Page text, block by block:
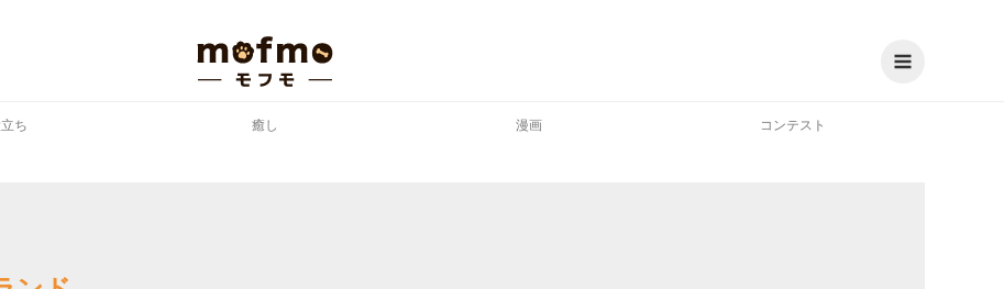
ち 癒し 漫画 コンテスト